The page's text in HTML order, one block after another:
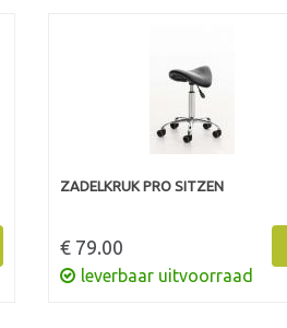
ZADELKRUK PRO SITZEN
€ 79.00
leverbaar uitvoorraad